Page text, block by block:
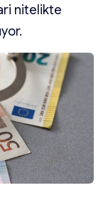
nitelikte